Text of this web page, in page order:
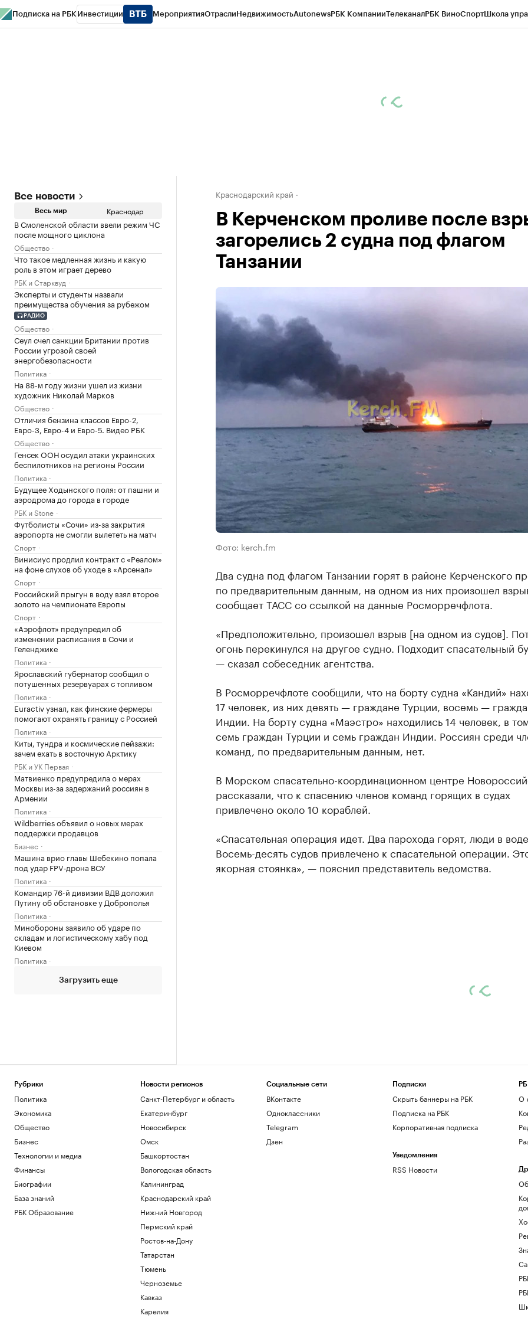
Подписка на РБК Инвестиции МероприятияОтраслиНедвижимостьAutonewsРБК КомпанииТелеканалРБК ВиноСпортШкола
Все новости
Весь мир Краснодар
В Смоленской области ввели режим ЧС
после мощного циклона
Общество
Что такое медленная жизнь и какую
роль в этом играет дерево
РБК и Старквуд
Эксперты и студенты назвали
преимущества обучения за рубежом
РАДИО
Общество
Сеул счел санкции Британии против
России угрозой своей
энергобезопасности
Политика
На 88-м году жизни ушел из жизни
художник Николай Марков
Общество
Отличия бензина классов Евро-2,
Евро-3, Евро-4 и Евро-5. Видео РБК
Общество
Генсек ООН осудил атаки украинских
беспилотников на регионы России
Политика
Будущее Ходынского поля: от пашни и
аэродрома до города в городе
РБК и Stone
Футболисты «Сочи» из-за закрытия
аэропорта не смогли вылететь на матч
Спорт
Винисиус продлил контракт с «Реалом»
на фоне слухов об уходе в «Арсенал»
Спорт
Российский прыгун в воду взял второе
золото на чемпионате Европы
Спорт
«Аэрофлот» предупредил об
изменении расписания в Сочи и
Геленджике
Политика
Ярославский губернатор сообщил о
потушенных резервуарах с топливом
Политика
Euractiv узнал, как финские фермеры
помогают охранять границу с Россией
Политика
Киты, тундра и космические пейзажи:
зачем ехать в восточную Арктику
РБК и УК Первая
Матвиенко предупредила о мерах
Москвы из-за задержаний россиян в
Армении
Политика
Wildberries объявил о новых мерах
поддержки продавцов
Бизнес
Машина врио главы Шебекино попала
под удар FPV‑дрона ВСУ
Политика
Командир 76-й дивизии ВДВ доложил
Путину об обстановке у Доброполья
Политика
Минобороны заявило об ударе по
складам и логистическому хабу под
Киевом
Политика
Загрузить еще
Краснодарский край
В Керченском проливе после
загорелись 2 судна под флагом
Танзании
Фото: kerch.fm
Два судна под флагом Танзании горят в районе Керченского
по предварительным данным, на одном из них произошел
сообщает ТАСС со ссылкой на данные Росморречфлота.
«Предположительно, произошел взрыв [на одном из судов].
огонь перекинулся на другое судно. Подходит спасательный
— сказал собеседник агентства.
В Росморречфлоте сообщили, что на борту судна «Кандий»
17 человек, из них девять — граждане Турции, восемь —
Индии. На борту судна «Маэстро» находились 14 человек, в
семь граждан Турции и семь граждан Индии. Россиян среди
команд, по предварительным данным, нет.
В Морском спасательно-координационном центре
рассказали, что к спасению членов команд горящих в судах
привлечено около 10 кораблей.
«Спасательная операция идет. Два парохода горят, люди в
Восемь-десять судов привлечено к спасательной операции.
якорная стоянка», — пояснил представитель ведомства.
Рубрики
Политика
Экономика
Общество
Бизнес
Технологии и медиа
Финансы
Биографии
База знаний
РБК Образование
Новости регионов
Санкт-Петербург и область
Екатеринбург
Новосибирск
Омск
Башкортостан
Вологодская область
Калининград
Краснодарский край
Нижний Новгород
Пермский край
Ростов-на-Дону
Татарстан
Тюмень
Черноземье
Кавказ
Карелия
Социальные сети
ВКонтакте
Одноклассники
Telegram
Дзен
Подписки
Скрыть баннеры на РБК
Подписка на РБК
Корпоративная подписка
Уведомления
RSS Новости
О